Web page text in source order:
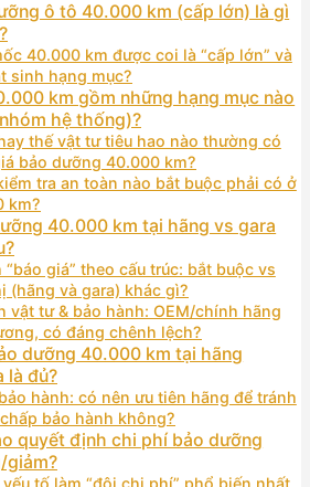
ô tô 40.000 km (cấp lớn) là gì
40.000 km được coi là “cấp lớn” và
sinh hạng mục?
km gồm những hạng mục nào
hệ thống)?
thế vật tư tiêu hao nào thường có
bảo dưỡng 40.000 km?
tra an toàn nào bắt buộc phải có ở
km?
40.000 km tại hãng vs gara
“báo giá” theo cấu trúc: bắt buộc vs
(hãng và gara) khác gì?
vật tư & bảo hành: OEM/chính hãng
có đáng chênh lệch?
dưỡng 40.000 km tại hãng
là đủ?
hành: có nên ưu tiên hãng để tránh
bảo hành không?
quyết định chi phí bảo dưỡng
giảm?